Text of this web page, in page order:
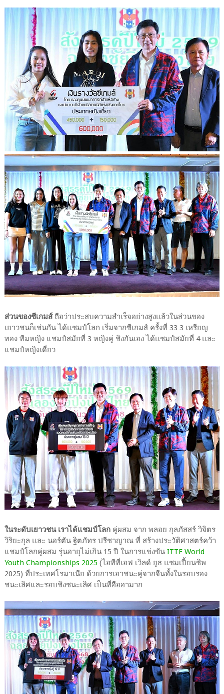
ส่วนของซีเกมส์ถือว่าประสบความสำเร็จอย่างสูงแล้วในส่วนของ
เยาวชนก็เช่นกัน ได้แชมป์โลก เริ่มจากซีเกมส์ ครั้งที่ 33 3 เหรียญ
ทอง ทีมหญิง แชมป์สมัยที่ 3 หญิงคู่ ชิงกันเอง ได้แชมป์สมัยที่ 4 และ
แชมป์หญิงเดี่ยว
ในระดับเยาวชน เราได้แชมป์โลก คู่ผสม จาก พลอย กุลภัสสร์ วิจิตร
วิริยะกุล และ นอร์ตัน ฐิตภัทร ปรีชาญาณ ที่ สร้างประวัติศาสตร์คว้า
แชมป์โลกคู่ผสม รุ่นอายุไม่เกิน 15 ปี ในการแข่งขัน ITTF World
Youth Championships 2025 (ไอทีที่เอฟ เวิลด์ ยูธ แชมเปี้ยนชิพ
2025) ที่ประเทศโรมาเนีย ด้วยการเอาชนะคู่จากจีนทั้งในรอบรอง
ชนะเลิศและรอบชิงชนะเลิศ เป็นที่ฮือฮามาก